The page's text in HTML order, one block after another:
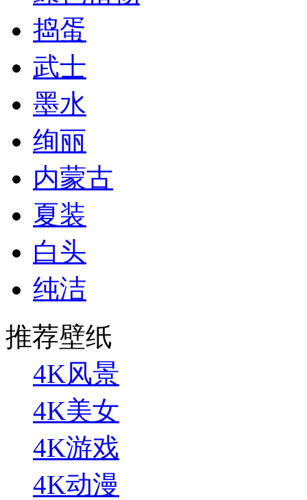
捣蛋
武士
墨水
绚丽
内蒙古
夏装
白头
纯洁
推荐壁纸
4K风景
4K美女
4K游戏
4K动漫